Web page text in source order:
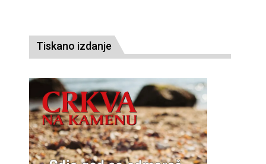
Tiskano izdanje